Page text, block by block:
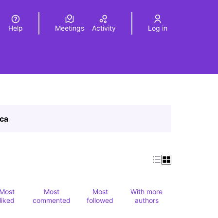
Elegir el idiomaChoose language
Help Meetings Activity Log in
Most
liked
Most
commented
Most
followed
With more
authors